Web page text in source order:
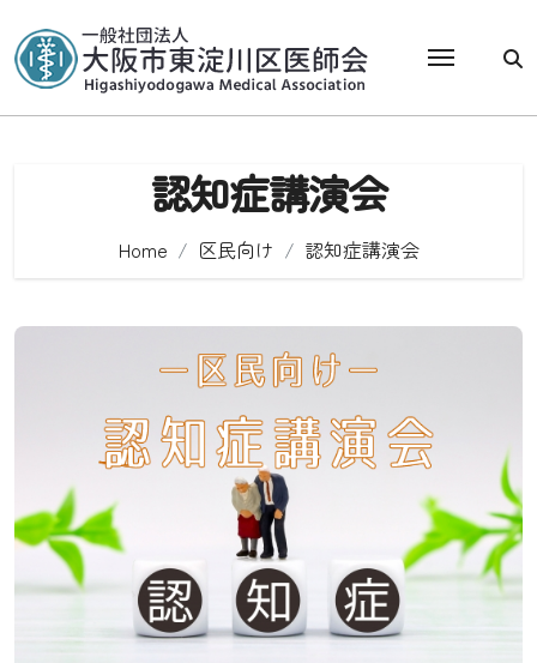
to
content
認知症講演会
Home 区民向け 認知症講演会